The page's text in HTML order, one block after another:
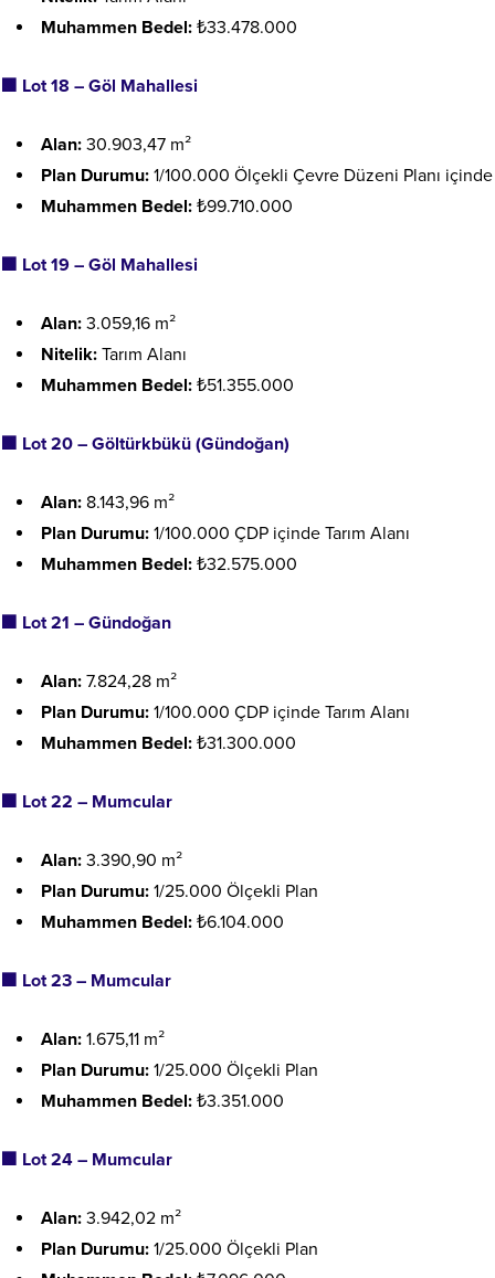
Muhammen Bedel: ₺33.478.000
🟩 Lot 18 – Göl Mahallesi
Alan: 30.903,47 m²
Plan Durumu: 1/100.000 Ölçekli Çevre Düzeni Planı içinde
Muhammen Bedel: ₺99.710.000
🟩 Lot 19 – Göl Mahallesi
Alan: 3.059,16 m²
Nitelik: Tarım Alanı
Muhammen Bedel: ₺51.355.000
🟩 Lot 20 – Göltürkbükü (Gündoğan)
Alan: 8.143,96 m²
Plan Durumu: 1/100.000 ÇDP içinde Tarım Alanı
Muhammen Bedel: ₺32.575.000
🟩 Lot 21 – Gündoğan
Alan: 7.824,28 m²
Plan Durumu: 1/100.000 ÇDP içinde Tarım Alanı
Muhammen Bedel: ₺31.300.000
🟩 Lot 22 – Mumcular
Alan: 3.390,90 m²
Plan Durumu: 1/25.000 Ölçekli Plan
Muhammen Bedel: ₺6.104.000
🟩 Lot 23 – Mumcular
Alan: 1.675,11 m²
Plan Durumu: 1/25.000 Ölçekli Plan
Muhammen Bedel: ₺3.351.000
🟩 Lot 24 – Mumcular
Alan: 3.942,02 m²
Plan Durumu: 1/25.000 Ölçekli Plan